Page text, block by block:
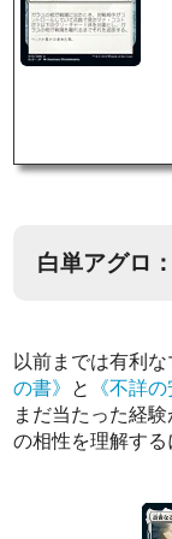
白単アグロ
以前までは有利な
の書》 と 《不詳
まだ当たった経
の相性を理解する